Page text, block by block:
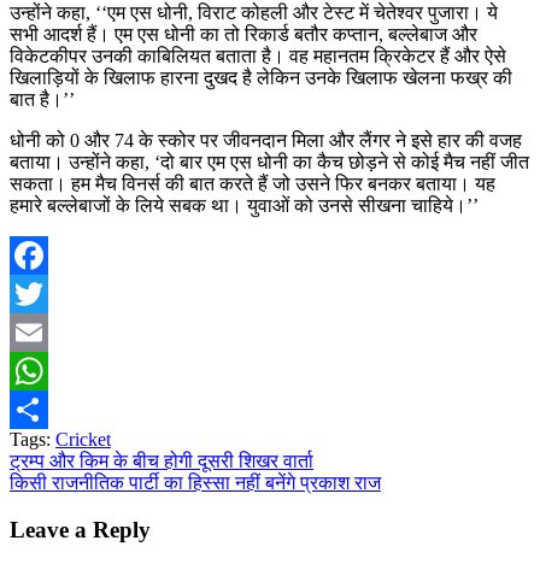
उन्होंने कहा, ‘‘एम एस धोनी, विराट कोहली और टेस्ट में चेतेश्वर पुजारा। ये
सभी आदर्श हैं। एम एस धोनी का तो रिकार्ड बतौर कप्तान, बल्लेबाज और
विकेटकीपर उनकी काबिलियत बताता है। वह महानतम क्रिकेटर हैं और ऐसे
खिलाड़ियों के खिलाफ हारना दुखद है लेकिन उनके खिलाफ खेलना फख्र की
बात है।’’
धोनी को 0 और 74 के स्कोर पर जीवनदान मिला और लैंगर ने इसे हार की वजह
बताया। उन्होंने कहा, ‘दो बार एम एस धोनी का कैच छोड़ने से कोई मैच नहीं जीत
सकता। हम मैच विनर्स की बात करते हैं जो उसने फिर बनकर बताया। यह
हमारे बल्लेबाजों के लिये सबक था। युवाओं को उनसे सीखना चाहिये।’’
Facebook
Twitter
Email
WhatsApp
Share
Tags: Cricket
Post
navigation
ट्रम्प और किम के बीच होगी दूसरी शिखर वार्ता
किसी राजनीतिक पार्टी का हिस्सा नहीं बनेंगे प्रकाश राज
Leave a Reply